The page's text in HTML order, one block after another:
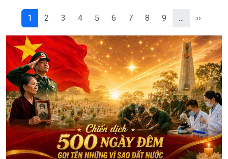
Câu chuyện thời sự
Đối thoại
Diễn đàn chủ nhật
Chuyện đêm
1 2 3 4 5 6 7 8 9 ››